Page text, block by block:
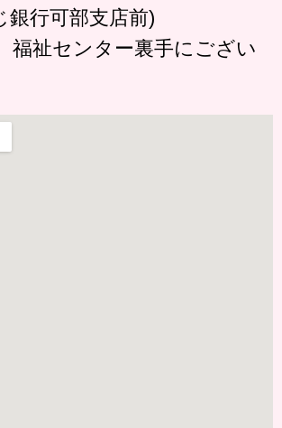
銀行可部支店前)
福祉センター裏手にござい